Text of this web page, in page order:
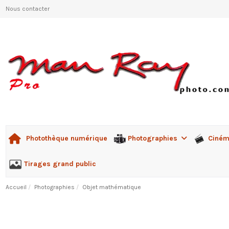
Nous contacter
Photothèque numérique Photographies
Tirages grand public
Accueil Photographies Objet mathématique